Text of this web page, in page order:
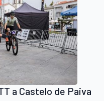
a Castelo de Paiva